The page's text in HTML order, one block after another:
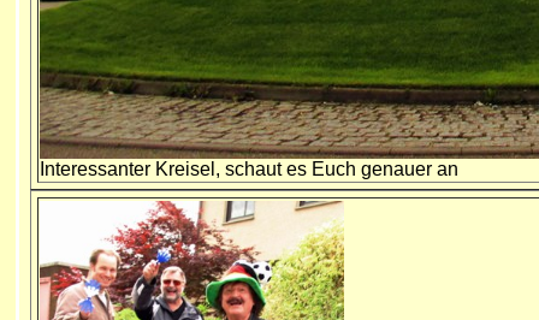
Interessanter Kreisel, schaut es Euch genauer an